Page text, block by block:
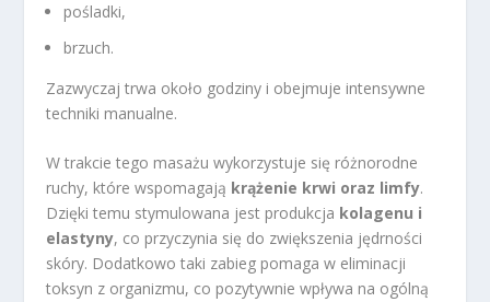
pośladki,
brzuch.
Zazwyczaj trwa około godziny i obejmuje intensywne
techniki manualne.
W trakcie tego masażu wykorzystuje się różnorodne
ruchy, które wspomagają krążenie krwi oraz limfy.
Dzięki temu stymulowana jest produkcja kolagenu i
elastyny, co przyczynia się do zwiększenia jędrności
skóry. Dodatkowo taki zabieg pomaga w eliminacji
toksyn z organizmu, co pozytywnie wpływa na ogólną